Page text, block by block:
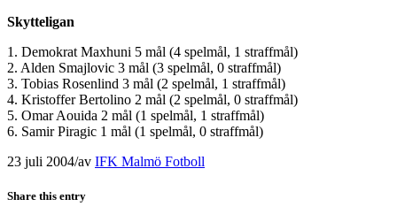
Skytteligan
1. Demokrat Maxhuni 5 mål (4 spelmål, 1 straffmål)
2. Alden Smajlovic 3 mål (3 spelmål, 0 straffmål)
3. Tobias Rosenlind 3 mål (2 spelmål, 1 straffmål)
4. Kristoffer Bertolino 2 mål (2 spelmål, 0 straffmål)
5. Omar Aouida 2 mål (1 spelmål, 1 straffmål)
6. Samir Piragic 1 mål (1 spelmål, 0 straffmål)
23 juli 2004/av IFK Malmö Fotboll
Share this entry